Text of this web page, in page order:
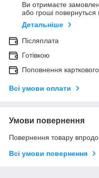
Ви отримаєте
або гроші повернуться
Детальніше
Післяплата
Готівкою
Поповнення
Всі умови оплати
Умови повернення
Повернення товару
Всі умови повернення